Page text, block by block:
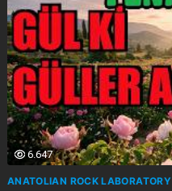
6.647
ANATOLIAN ROCK LABORATORY